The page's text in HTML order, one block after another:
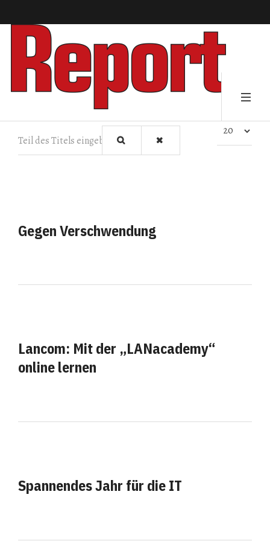
Teil des Titels eingeben Anzeige #
Gegen Verschwendung
Lancom: Mit der „LANacademy“
online lernen
Spannendes Jahr für die IT